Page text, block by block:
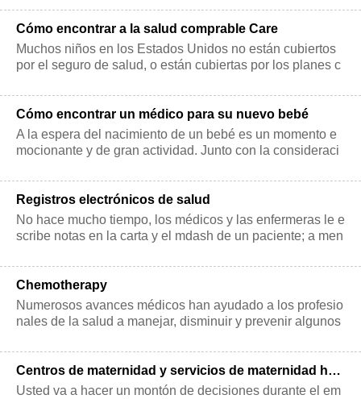
Cómo encontrar a la salud comprable Care
Muchos niños en los Estados Unidos no están cubiertos
por el seguro de salud, o están cubiertas por los planes c
Cómo encontrar un médico para su nuevo bebé
A la espera del nacimiento de un bebé es un momento e
mocionante y de gran actividad. Junto con la consideraci
Registros electrónicos de salud
No hace mucho tiempo, los médicos y las enfermeras le e
scribe notas en la carta y el mdash de un paciente; a men
Chemotherapy
Numerosos avances médicos han ayudado a los profesio
nales de la salud a manejar, disminuir y prevenir algunos
Centros de maternidad y servicios de maternidad hospitalarios
Usted va a hacer un montón de decisiones durante el em